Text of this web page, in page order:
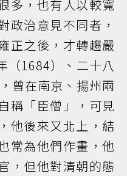
多，也有人以較寬
政治意見不同者，
正之後，才轉趨嚴
（1684）、二十八
曾在南京、揚州兩
稱「臣僧」，可見
他後來又北上，結
常為他們作畫，他
，但他對清朝的態